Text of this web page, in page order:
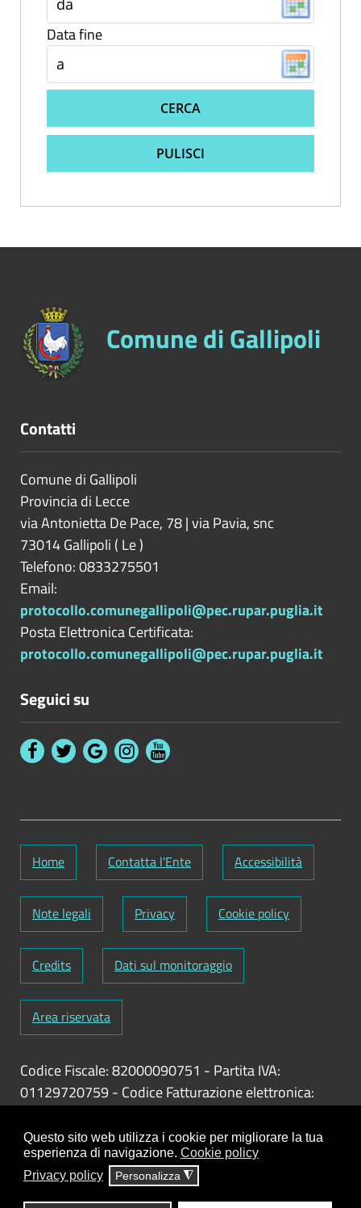
Questo sito web utilizza i cookie per migliorare la tua
esperienza di navigazione. Cookie policy
Privacy policy
Personalizza ◮
Data fine
CERCA
PULISCI
Comune di Gallipoli
Contatti
Comune di Gallipoli
Provincia di Lecce
via Antonietta De Pace, 78 | via Pavia, snc
73014Gallipoli ( Le)
Telefono: 0833275501
Email:
protocollo.comunegallipoli@pec.rupar.puglia.it
Posta Elettronica Certificata:
protocollo.comunegallipoli@pec.rupar.puglia.it
Seguici su
Home Contatta l'Ente Accessibilità
Note legali Privacy Cookie policy
Credits Dati sul monitoraggio
Area riservata
Codice Fiscale: 82000090751 - Partita IVA:
01129720759- Codice Fatturazione elettronica:
Responsabile gestione sito e aggiornamento
contenuti:Antonio Scrimitore
ClioCom© copyright 2018 - 2026 - Clio S.r.l. Lecce -